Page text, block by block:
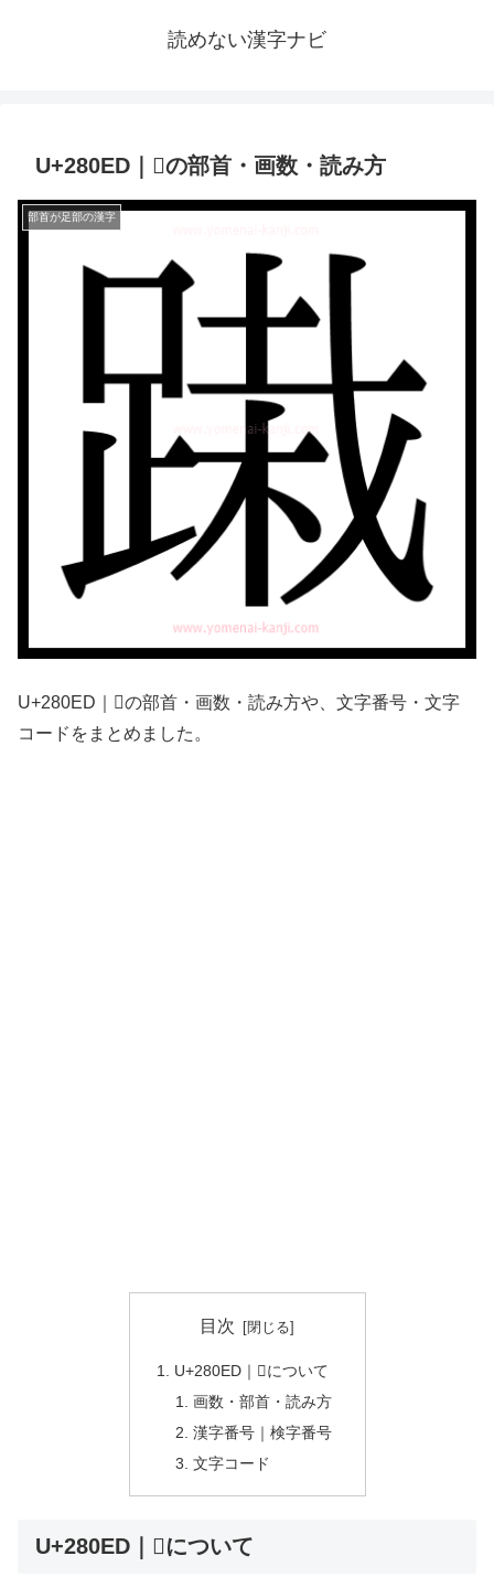
読めない漢字ナビ
U+280ED｜𨃭の部首・画数・読み方
部首が足部の漢字
U+280ED｜𨃭の部首・画数・読み方や、文字番号・文字
コードをまとめました。
目次
U+280ED｜𨃭について
画数・部首・読み方
漢字番号｜検字番号
文字コード
U+280ED｜𨃭について